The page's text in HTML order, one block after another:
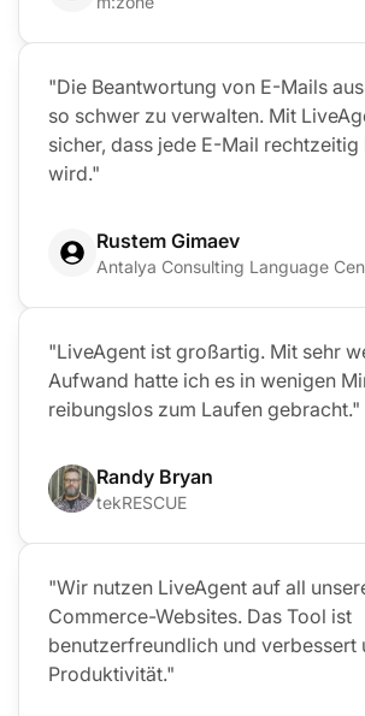
"Die Beantwortung von E-Mails
so schwer zu verwalten. Mit
sicher, dass jede E-Mail
wird."
Rustem Gimaev
Antalya Consulting Language
"LiveAgent ist großartig. Mit sehr
Aufwand hatte ich es in wenigen
reibungslos zum Laufen gebracht."
Randy Bryan
tekRESCUE
"Wir nutzen LiveAgent auf all
Commerce-Websites. Das Tool ist
benutzerfreundlich und verbessert
Produktivität."